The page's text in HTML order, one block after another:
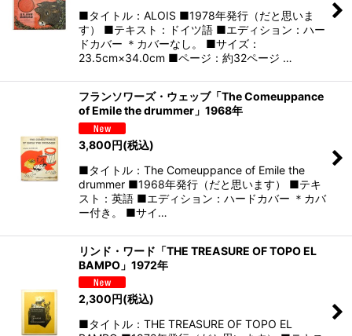
■タイトル：ALOIS ■1978年発行（だと思いま
す） ■テキスト：ドイツ語 ■エディション：ハー
ドカバー ＊カバーなし。 ■サイズ：
23.5cm×34.0cm ■ページ：約32ページ …
フランソワーズ・ウェッブ「The Comeuppance
of Emile the drummer」1968年
3,800円(税込)
■タイトル：The Comeuppance of Emile the
drummer ■1968年発行（だと思います） ■テキ
スト：英語 ■エディション：ハードカバー ＊カバ
ー付き。 ■サイ…
リンド・ワード「THE TREASURE OF TOPO EL
BAMPO」1972年
2,300円(税込)
■タイトル：THE TREASURE OF TOPO EL